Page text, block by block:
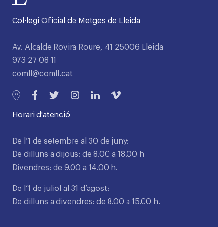
Col·legi Oficial de Metges de Lleida
Av. Alcalde Rovira Roure, 41 25006 Lleida
973 27 08 11
comll@comll.cat
Horari d'atenció
De l’1 de setembre al 30 de juny:
De dilluns a dijous: de 8.00 a 18.00 h.
Divendres: de 9.00 a 14.00 h.
De l’1 de juliol al 31 d’agost:
De dilluns a divendres: de 8.00 a 15.00 h.